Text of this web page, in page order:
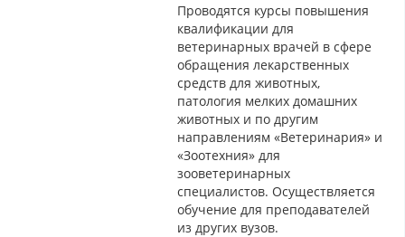
Проводятся курсы повышения
квалификации для
ветеринарных врачей в сфере
обращения лекарственных
средств для животных,
патология мелких домашних
животных и по другим
направлениям «Ветеринария» и
«Зоотехния» для
зооветеринарных
специалистов. Осуществляется
обучение для преподавателей
из других вузов.